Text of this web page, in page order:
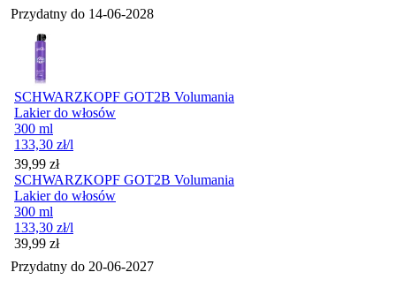
Przydatny do 14-06-2028
SCHWARZKOPF GOT2B Volumania
Lakier do włosów
300 ml
133,30 zł/l
Cena
39,99 zł
SCHWARZKOPF GOT2B Volumania
Lakier do włosów
300 ml
133,30 zł/l
Cena
39,99 zł
Przydatny do 20-06-2027